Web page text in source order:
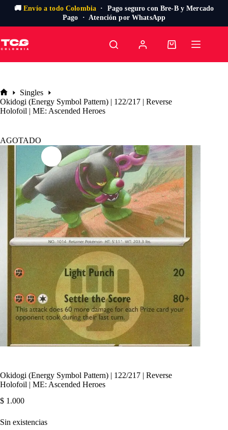
🚚Envío a todo Colombia · Pago seguro con Bre-B y Mercado
Pago · Atención por WhatsApp
al
contenido
Carro
Inicio
Singles
Okidogi (Energy Symbol Pattern) | 122/217 | Reverse
Holofoil | ME: Ascended Heroes
AGOTADO
Okidogi (Energy Symbol Pattern) | 122/217 | Reverse
Holofoil | ME: Ascended Heroes
$ 1.000
Sin existencias